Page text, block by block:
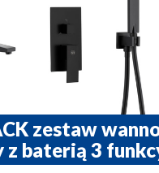
zestaw
baterią 3